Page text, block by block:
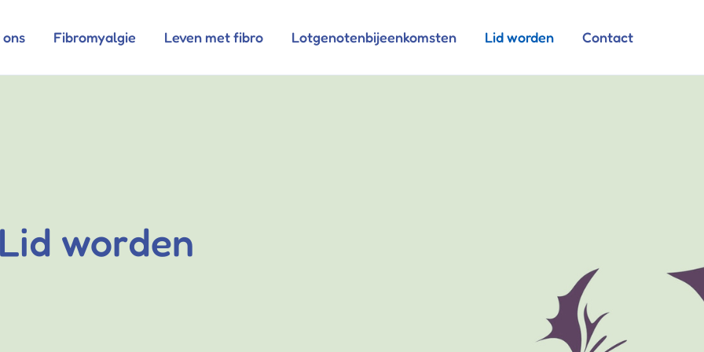
Fibromyalgie Leven met fibro Lotgenotenbijeenkomsten Lid worden Contact
Lid worden